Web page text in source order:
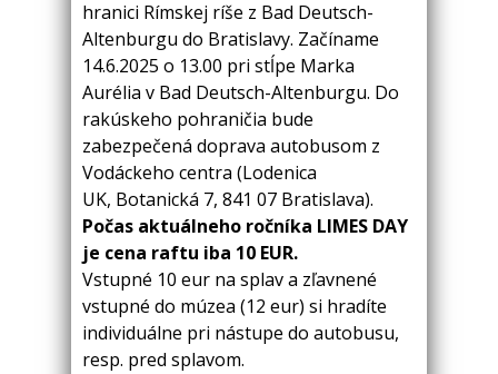
hranici Rímskej ríše z Bad Deutsch-
Altenburgu do Bratislavy. Začíname
14.6.2025 o 13.00 pri stĺpe Marka
Aurélia v Bad Deutsch-Altenburgu. Do
rakúskeho pohraničia bude
zabezpečená doprava autobusom z
Vodáckeho centra (Lodenica
UK, Botanická 7, 841 07 Bratislava).
Počas aktuálneho ročníka LIMES DAY
je cena raftu iba 10 EUR.
Vstupné 10 eur na splav a zľavnené
vstupné do múzea (12 eur) si hradíte
individuálne pri nástupe do autobusu,
resp. pred splavom.